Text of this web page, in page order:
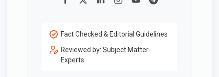
Facebook
TwitterLinkedInInstagram
YouTubeTelegram
Fact Checked & Editorial Guidelines
Reviewed by: Subject Matter
Experts